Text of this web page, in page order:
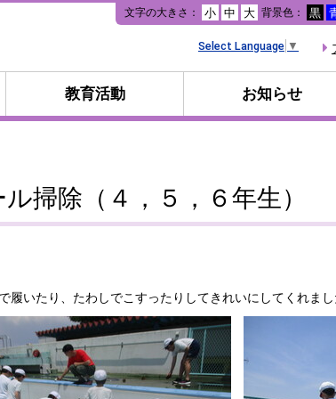
本
文
文字の大きさ： 小 中 大 背景色： 黒
Select Language ▼
教育活動 お知らせ
掃除（４，５，６年生）
いたり、たわしでこすったりしてきれいにしてくれまし